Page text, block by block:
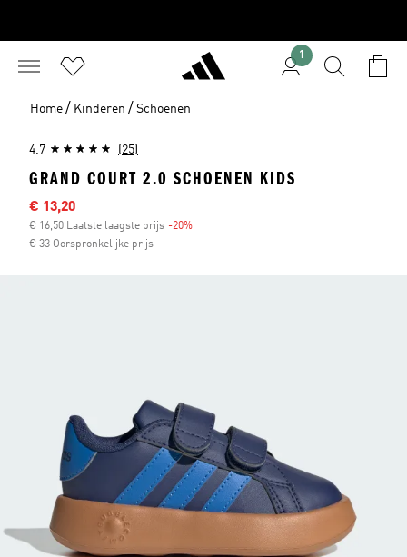
1
Home / Kinderen / Schoenen
4.7 (25)
GRAND COURT 2.0 SCHOENEN KIDS
Sale price
€ 13,20
€ 16,50 Laatste laagste prijs -20%
€ 33 Oorspronkelijke prijs